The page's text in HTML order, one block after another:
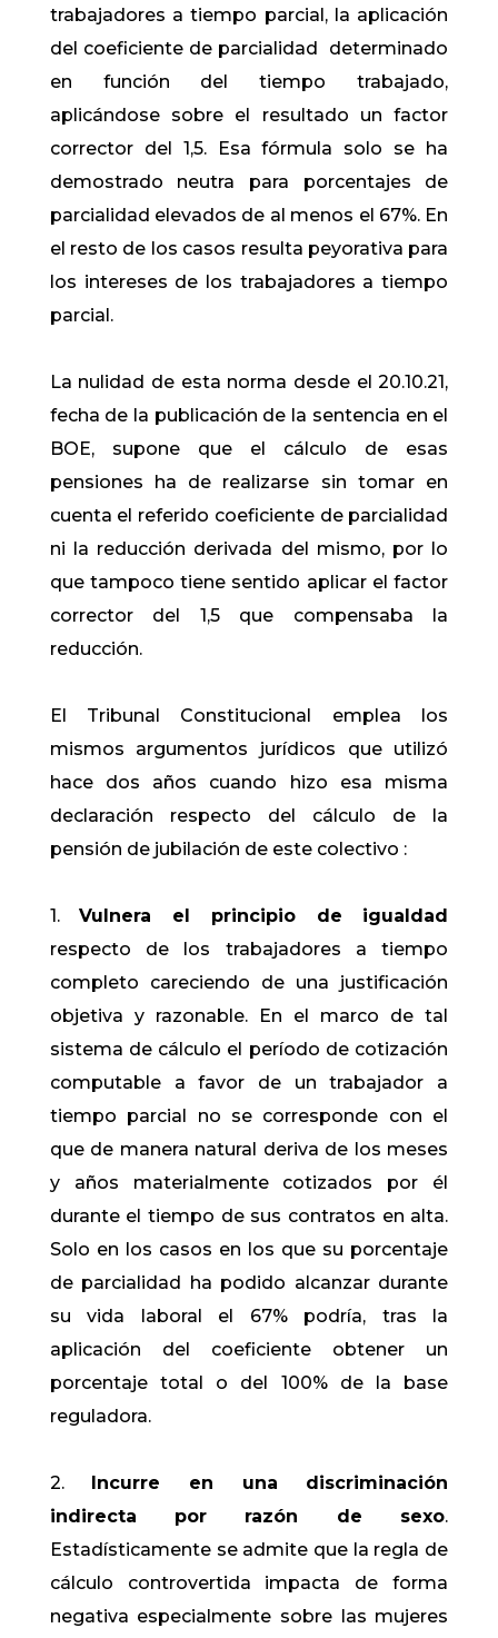
trabajadores a tiempo parcial, la aplicación
del coeficiente de parcialidad determinado
en función del tiempo trabajado,
aplicándose sobre el resultado un factor
corrector del 1,5. Esa fórmula solo se ha
demostrado neutra para porcentajes de
parcialidad elevados de al menos el 67%. En
el resto de los casos resulta peyorativa para
los intereses de los trabajadores a tiempo
parcial.
La nulidad de esta norma desde el 20.10.21,
fecha de la publicación de la sentencia en el
BOE, supone que el cálculo de esas
pensiones ha de realizarse sin tomar en
cuenta el referido coeficiente de parcialidad
ni la reducción derivada del mismo, por lo
que tampoco tiene sentido aplicar el factor
corrector del 1,5 que compensaba la
reducción.
El Tribunal Constitucional emplea los
mismos argumentos jurídicos que utilizó
hace dos años cuando hizo esa misma
declaración respecto del cálculo de la
pensión de jubilación de este colectivo :
1.Vulnera el principio de igualdad
respecto de los trabajadores a tiempo
completo careciendo de una justificación
objetiva y razonable. En el marco de tal
sistema de cálculo el período de cotización
computable a favor de un trabajador a
tiempo parcial no se corresponde con el
que de manera natural deriva de los meses
y años materialmente cotizados por él
durante el tiempo de sus contratos en alta.
Solo en los casos en los que su porcentaje
de parcialidad ha podido alcanzar durante
su vida laboral el 67% podría, tras la
aplicación del coeficiente obtener un
porcentaje total o del 100% de la base
reguladora.
2. Incurre en una discriminación
indirecta por razón de sexo.
Estadísticamente se admite que la regla de
cálculo controvertida impacta de forma
negativa especialmente sobre las mujeres